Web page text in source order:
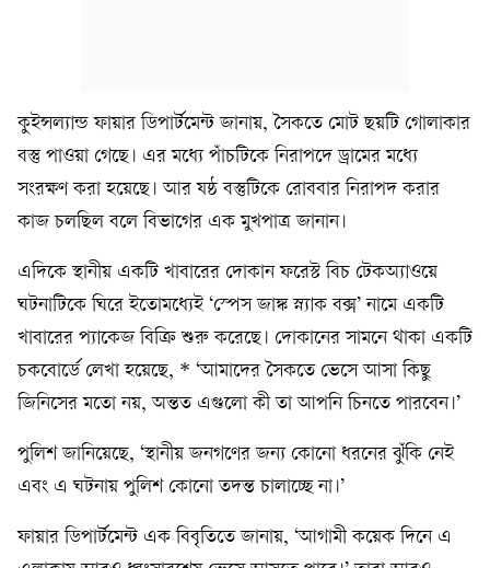
কুইন্সল্যান্ড ফায়ার ডিপার্টমেন্ট জানায়, সৈকতে মোট ছয়টি গোলাকার
বস্তু পাওয়া গেছে। এর মধ্যে পাঁচটিকে নিরাপদে ড্রামের মধ্যে
সংরক্ষণ করা হয়েছে। আর ষষ্ঠ বস্তুটিকে রোববার নিরাপদ করার
কাজ চলছিল বলে বিভাগের এক মুখপাত্র জানান।
এদিকে স্থানীয় একটি খাবারের দোকান ফরেস্ট বিচ টেকঅ্যাওয়ে
ঘটনাটিকে ঘিরে ইতোমধ্যেই ‘স্পেস জাঙ্ক স্ন্যাক বক্স’ নামে একটি
খাবারের প্যাকেজ বিক্রি শুরু করেছে। দোকানের সামনে থাকা একটি
চকবোর্ডে লেখা হয়েছে, * ‘আমাদের সৈকতে ভেসে আসা কিছু
জিনিসের মতো নয়, অন্তত এগুলো কী তা আপনি চিনতে পারবেন।’
পুলিশ জানিয়েছে, ‘স্থানীয় জনগণের জন্য কোনো ধরনের ঝুঁকি নেই
এবং এ ঘটনায় পুলিশ কোনো তদন্ত চালাচ্ছে না।’
ফায়ার ডিপার্টমেন্ট এক বিবৃতিতে জানায়, ‘আগামী কয়েক দিনে এ